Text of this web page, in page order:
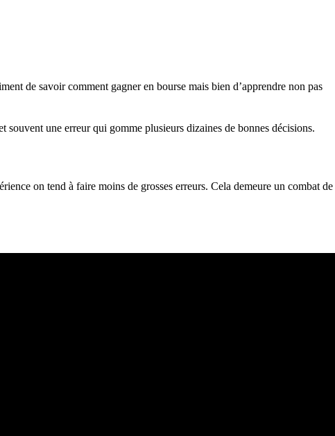
de savoir comment gagner en bourse mais bien d’apprendre non pas
souvent une erreur qui gomme plusieurs dizaines de bonnes décisions.
on tend à faire moins de grosses erreurs. Cela demeure un combat de
consolidées (de mes différents courtiers) et n'est pas une incitation à
2025: +145%; 2024: +41%; 2023: +38%; 2022: +46%; 2021: